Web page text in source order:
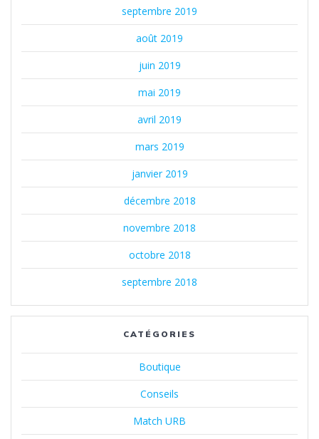
septembre 2019
août 2019
juin 2019
mai 2019
avril 2019
mars 2019
janvier 2019
décembre 2018
novembre 2018
octobre 2018
septembre 2018
CATÉGORIES
Boutique
Conseils
Match URB